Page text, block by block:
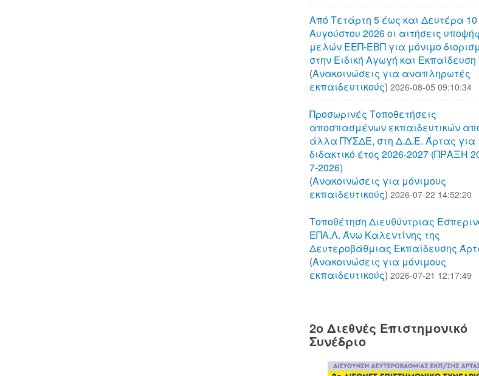
Από Τετάρτη 5 έως και Δευτέρα 10
Αυγούστου 2026 οι αιτήσεις
μελών ΕΕΠ-ΕΒΠ για μόνιμο
στην Ειδική Αγωγή και Εκπαίδευση
(Aνακοινώσεις για αναπληρωτές
εκπαιδευτικούς) 2026-08-05 09:10:34
Προσωρινές Τοποθετήσεις
αποσπασμένων εκπαιδευτικών
άλλα ΠΥΣΔΕ, στη Δ.Δ.Ε. Άρτας για
διδακτικό έτος 2026-2027 (ΠΡΑΞΗ
7-2026)
(Aνακοινώσεις για μόνιμους
εκπαιδευτικούς) 2026-07-22 14:52:20
Τοποθέτηση Διευθύντριας
ΕΠΑ.Λ. Άνω Καλεντίνης της
Δευτεροβάθμιας Εκπαίδευσης
(Aνακοινώσεις για μόνιμους
εκπαιδευτικούς) 2026-07-21 12:17:49
2o Διεθνές Επιστημονικό
Συνέδριο